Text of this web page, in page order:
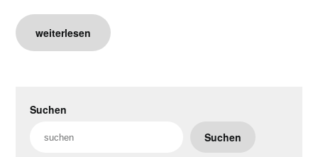
weiterlesen
Suchen
Suchen